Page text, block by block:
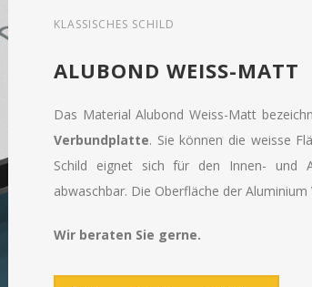
KLASSISCHES SCHILD
ALUBOND WEISS-MATT
Das Material Alubond Weiss-Matt
Verbundplatte. Sie können die weisse
Schild eignet sich für den Innen- und
abwaschbar. Die Oberfläche der
Wir beraten Sie gerne.